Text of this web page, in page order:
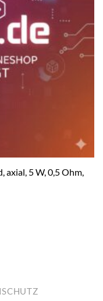
axial, 5 W, 0,5 Ohm,